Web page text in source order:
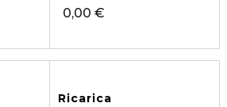
0,00 €
Ricarica